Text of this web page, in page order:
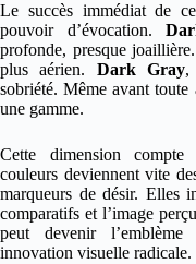
Le succès immédiat de
pouvoir d’évocation.
profonde, presque joaillière.
plus aérien. Dark Gray,
sobriété. Même avant toute
une gamme.
Cette dimension compte
couleurs deviennent vite
marqueurs de désir. Elles
comparatifs et l’image
peut devenir l’emblème
innovation visuelle radicale.